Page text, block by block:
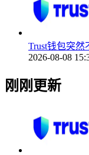
Trust钱包突
2026-08-08
刚刚更新